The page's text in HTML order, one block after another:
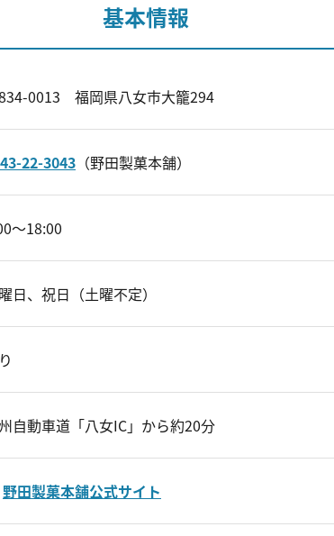
基本情報
0013 福岡県八女市大籠294
22-3043 （野田製菓本舗）
～18:00
日、祝日（土曜不定）
自動車道「八女IC」から約20分
野田製菓本舗公式サイト